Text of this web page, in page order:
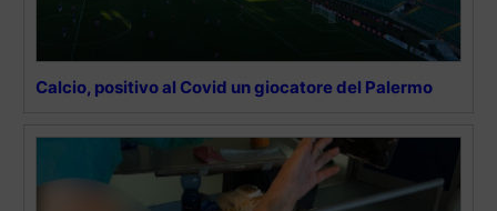
Calcio, positivo al Covid un giocatore del Palermo